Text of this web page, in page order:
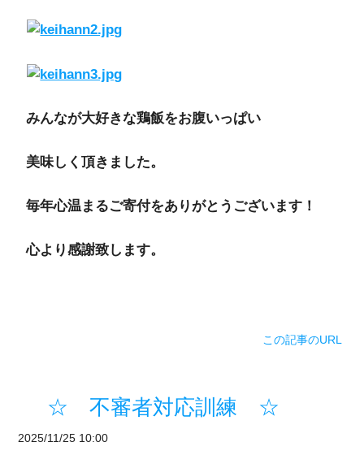
みんなが大好きな鶏飯をお腹いっぱい
美味しく頂きました。
毎年心温まるご寄付をありがとうございます！
心より感謝致します。
この記事のURL
☆ 不審者対応訓練 ☆
2025/11/25 10:00